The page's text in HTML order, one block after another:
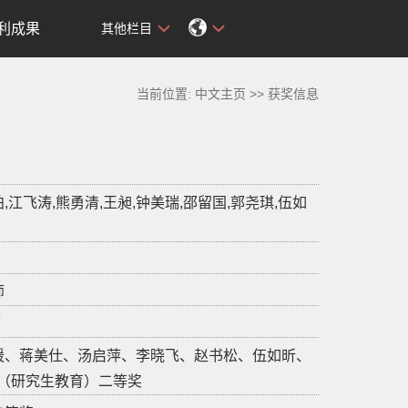
成果 其他栏目
当前位置: 中文主页 >> 获奖信息
飞涛,熊勇清,王昶,钟美瑞,邵留国,郭尧琪,伍如
蒋美仕、汤启萍、李晓飞、赵书松、伍如昕、
研究生教育）二等奖